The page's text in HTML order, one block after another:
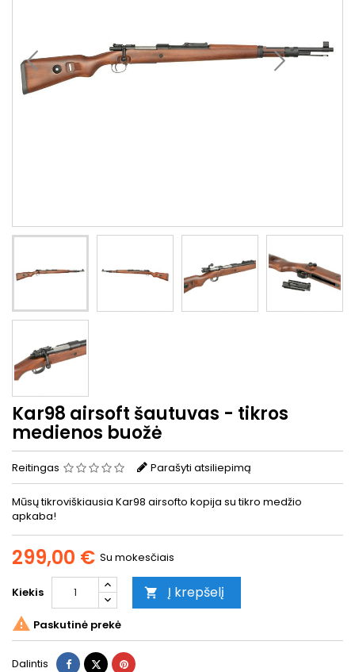
Kar98 airsoft šautuvas - tikros
medienos buožė
Reitingas Parašyti atsiliepimą
Mūsų tikroviškiausia Kar98 airsofto kopija su tikro medžio
apkaba!
299,00 € Su mokesčiais
Kiekis  Į krepšelį
 Paskutinė prekė
Dalintis DalintisTwitterPinterest